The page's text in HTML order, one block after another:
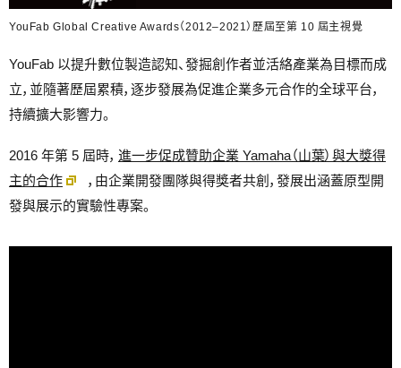
YouFab Global Creative Awards（2012–2021）歷屆至第 10 屆主視覺
YouFab 以提升數位製造認知、發掘創作者並活絡產業為目標而成
立，並隨著歷屆累積，逐步發展為促進企業多元合作的全球平台，
持續擴大影響力。
2016 年第 5 屆時， 進一步促成贊助企業 Yamaha（山葉）與大獎得
主的合作
，由企業開發團隊與得獎者共創，發展出涵蓋原型開
發與展示的實驗性專案。